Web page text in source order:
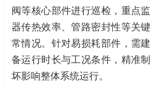
阀等核心部件进行巡检，重点
器传热效率、管路密封性等关
常情况。针对易损耗部件，需
备运行时长与工况条件，精准
坏影响整体系统运行。